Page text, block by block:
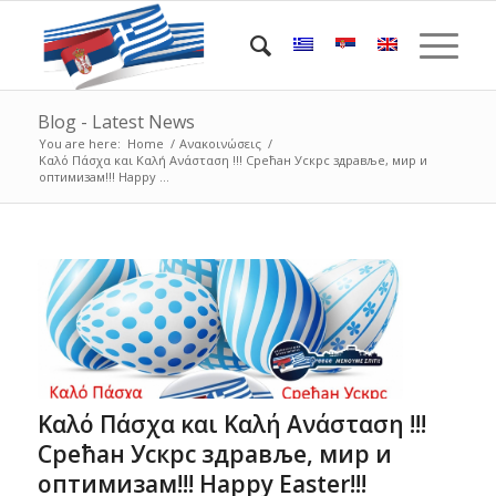
Blog - Latest News
You are here: Home / Ανακοινώσεις /
Καλό Πάσχα και Καλή Ανάσταση !!! Срећан Ускрс здравље, мир и
оптимизам!!! Happy ...
Καλό Πάσχα και Καλή Ανάσταση !!!
Срећан Ускрс здравље, мир и
оптимизам!!! Happy Easter!!!